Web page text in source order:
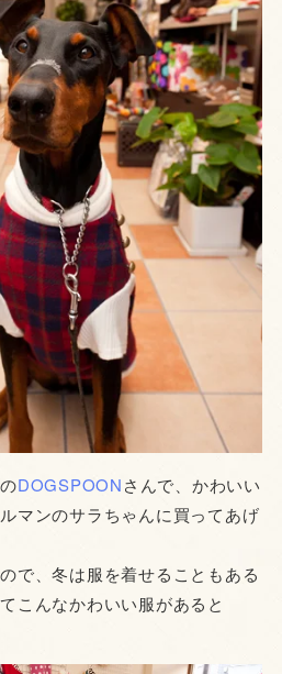
DOGSPOONさんで、かわいい
マンのサラちゃんに買ってあげ
で、冬は服を着せることもある
こんなかわいい服があると